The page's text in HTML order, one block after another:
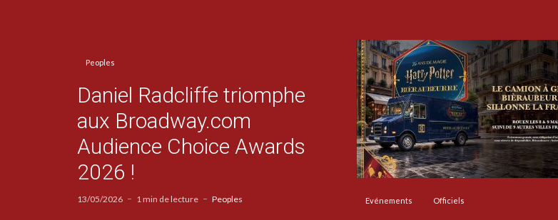
Peoples
Daniel Radcliffe triomphe
aux Broadway.com
Audience Choice Awards
2026 !
13/05/2026 1 min de lecture Peoples Evénements Officiels